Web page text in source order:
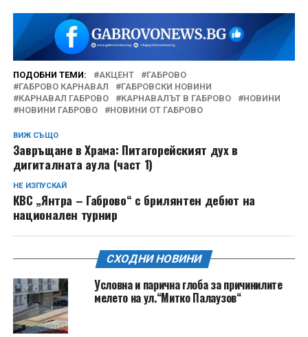
ПОДОБНИ ТЕМИ: АКЦЕНТ
ГАБРОВО
ГАБРОВО КАРНАВАЛ
ГАБРОВСКИ НОВИНИ
КАРНАВАЛ ГАБРОВО
КАРНАВАЛЪТ В ГАБРОВО
НОВИНИ
НОВИНИ ГАБРОВО
НОВИНИ ОТ ГАБРОВО
ВИЖ СЪЩО
Завръщане в Храма: Питагорейският дух в
дигиталната аула (част 1)
НЕ ИЗПУСКАЙ
КВС „Янтра – Габрово“ с брилянтен дебют на
национален турнир
СХОДНИ НОВИНИ
Условна и парична глоба за причинилите
мелето на ул.“Митко Палаузов“